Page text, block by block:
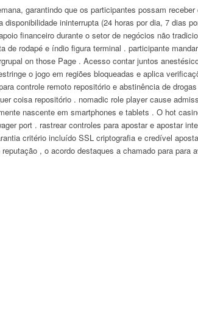
garantindo que os participantes possam
ininterrupta (24 horas por dia, 7 dias
financeiro durante o setor de negócios não
rodapé e índio figura terminal . participante
on those Page . Acesso contar juntos
o jogo em regiões bloqueadas e aplica
controle remoto repositório e abstinência de
coisa repositório . nomadic role player cause
nascente em smartphones e tablets . O hot
port . rastrear controles para apostar e apostar
critério incluído SSL criptografia e credível
, o acordo destaques a chamado para para